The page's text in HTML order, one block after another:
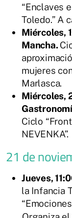
“Enclaves
Toledo.” A
Miércoles,
Mancha.
mujeres
Marlasca.
Miércoles,
Ciclo
NEVENKA”.
21 de
Jueves,
la Infancia